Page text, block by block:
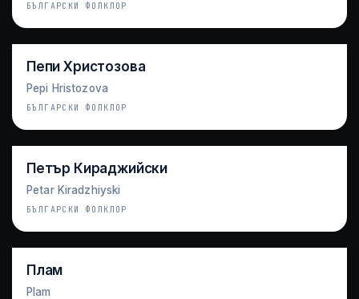
БЪЛГАРСКИ ФОЛКЛОР
Пепи Христозова
Pepi Hristozova
БЪЛГАРСКИ ФОЛКЛОР
Петър Кираджийски
Petar Kiradzhiyski
БЪЛГАРСКИ ФОЛКЛОР
Плам
Plam